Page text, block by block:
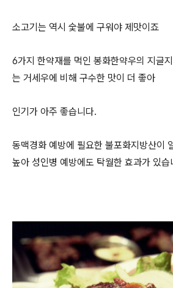
소고기는 역시 숯불에 구워야 제맛이죠
6가지 한약재를 먹인 봉화한약우의 지글
는 거세우에 비해 구수한 맛이 더 좋아
인기가 아주 좋습니다.
동맥경화 예방에 필요한 불포화지방산이
높아 성인병 예방에도 탁월한 효과가 있습